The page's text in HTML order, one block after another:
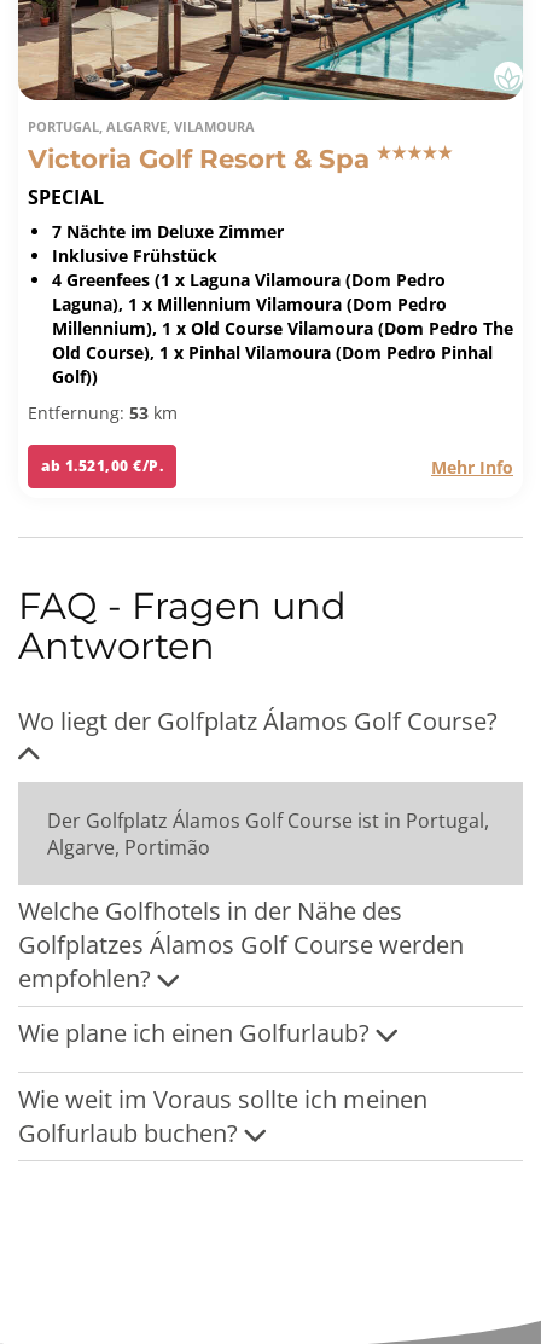
PORTUGAL, ALGARVE, VILAMOURA
Victoria Golf Resort & Spa
SPECIAL
7 Nächte im Deluxe Zimmer
Inklusive Frühstück
4 Greenfees (1 x Laguna Vilamoura (Dom Pedro
Laguna), 1 x Millennium Vilamoura (Dom Pedro
Millennium), 1 x Old Course Vilamoura (Dom Pedro The
Old Course), 1 x Pinhal Vilamoura (Dom Pedro Pinhal
Golf))
Entfernung: 53 km
ab 1.521,00 €/P. Mehr Info
FAQ - Fragen und
Antworten
Wo liegt der Golfplatz Álamos Golf Course?
Der Golfplatz Álamos Golf Course ist in Portugal,
Algarve, Portimão
Welche Golfhotels in der Nähe des
Golfplatzes Álamos Golf Course werden
empfohlen?
Wie plane ich einen Golfurlaub?
Wie weit im Voraus sollte ich meinen
Golfurlaub buchen?